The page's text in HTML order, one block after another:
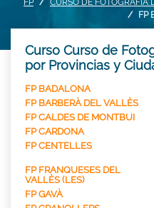
FP
Curso Curso de
por Provincias y
FP BADALONA
FP BARBERÀ DEL VALLÈS
FP CALDES DE MONTBUI
FP CARDONA
FP CENTELLES
FP FRANQUESES DEL
VALLÈS (LES)
FP GAVÀ